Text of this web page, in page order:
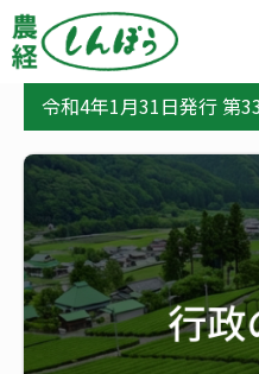
事業案内 出版
バックナンバー
新着 新技術・新製品 行
令和4年1月31日発行 第